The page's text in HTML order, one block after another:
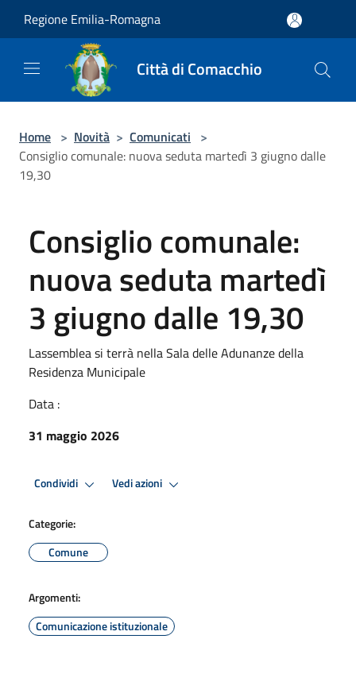
Regione Emilia-Romagna
Città di Comacchio
Home > Novità > Comunicati >
Consiglio comunale: nuova seduta martedì 3 giugno dalle
19,30
Consiglio comunale:
nuova seduta martedì
3 giugno dalle 19,30
Lassemblea si terrà nella Sala delle Adunanze della
Residenza Municipale
Data :
31 maggio 2026
Condividi Vedi azioni
Categorie:
Comune
Argomenti:
Comunicazione istituzionale